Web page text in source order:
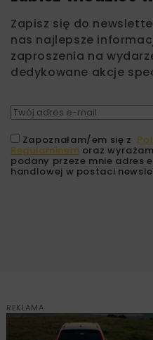
Zapisz się do
nas najlepsze
zaproszenia na
dedykowane akcje
Zapoznałam/em się z
Regulaminem oraz
podany przeze mnie adres
handlowej w postaci
REKLAMA